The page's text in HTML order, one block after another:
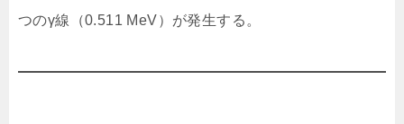
つのγ線（0.511 MeV）が発生する。